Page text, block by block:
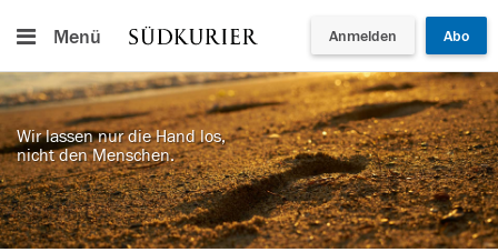
Menü Anmelden Abo
Wir lassen nur die Hand los,
nicht den Menschen.